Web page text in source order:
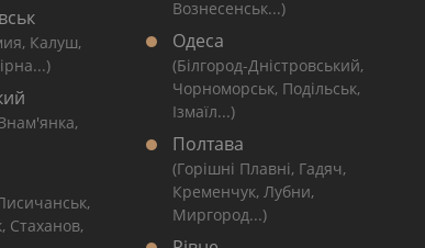
Калуш,
Стаханов,
Вознесенськ...)
Одеса
(Білгород-Дністровський,
Чорноморськ, Подільськ,
Ізмаїл...)
Полтава
(Горішні Плавні, Гадяч,
Кременчук, Лубни,
Миргород...)